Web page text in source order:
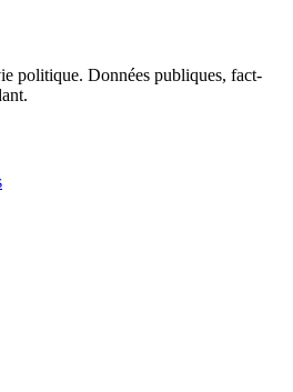
politique. Données publiques, fact-